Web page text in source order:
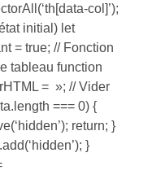
col]’);
initial) let
= true; // Fonction
tableau function
= »; // Vider
=== 0) {
return; }
}